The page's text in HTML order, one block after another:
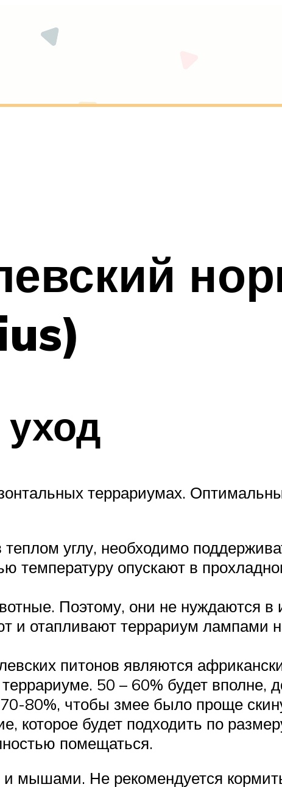
террариумах.
углу, необходимо
температуру опускают в
Поэтому, они не нуждаются в
и отапливают террариум лампами
питонов являются
50 – 60% будет вполне,
80%, чтобы змее было проще
которое будет подходить по
помещаться.
мышами. Не рекомендуется